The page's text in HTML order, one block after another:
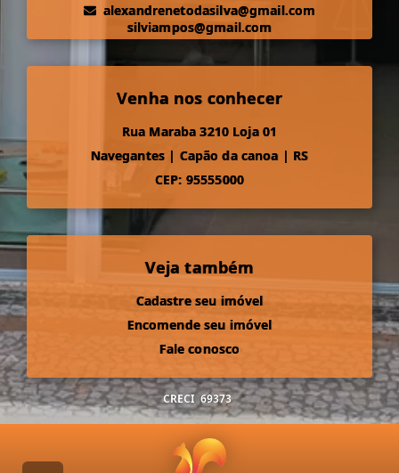
alexandrenetodasilva@gmail.com
silviampos@gmail.com
Venha nos conhecer
Rua Maraba 3210 Loja 01
Navegantes | Capão da canoa | RS
CEP: 95555000
Veja também
Cadastre seu imóvel
Encomende seu imóvel
Fale conosco
CRECI 69373